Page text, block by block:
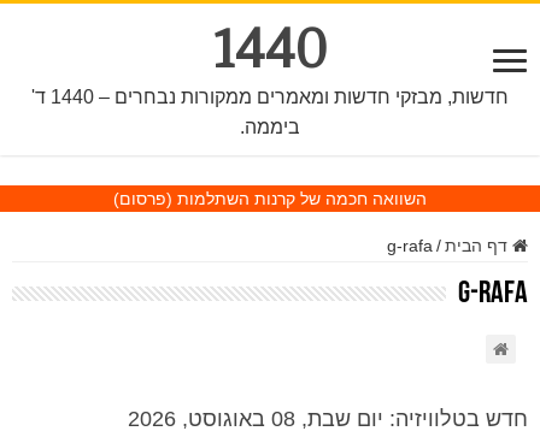
1440
חדשות, מבזקי חדשות ומאמרים ממקורות נבחרים – 1440 ד'
ביממה.
השוואה חכמה של קרנות השתלמות (פרסום)
דף הבית /
g-rafa
g-rafa
חדש בטלוויזיה: יום שבת, 08 באוגוסט, 2026